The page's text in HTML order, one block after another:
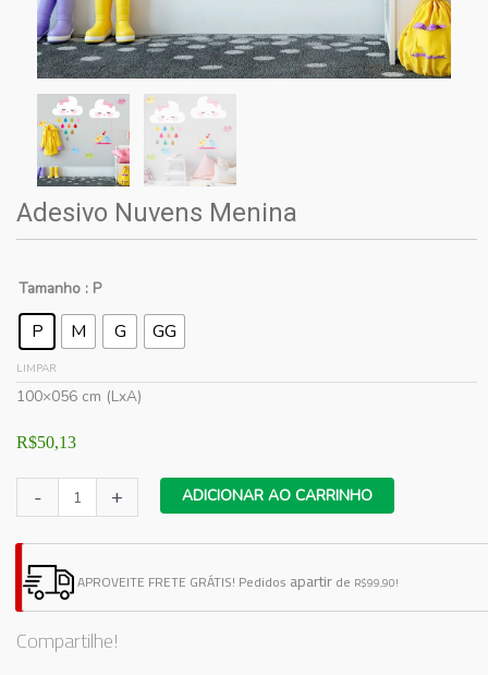
Adesivo Nuvens Menina
Tamanho : P
P M G GG
LIMPAR
100×056 cm (LxA)
R$50,13
-
Nuvens
Menina
quantidade
+ ADICIONAR AO CARRINHO
APROVEITE FRETE GRÁTIS! Pedidos apartirde R$99,90!
Compartilhe!